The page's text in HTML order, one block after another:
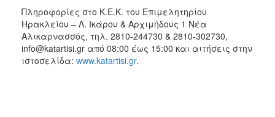
Πληροφορίες στο Κ.Ε.Κ. του Επιμελητηρίου
Ηρακλείου – Λ. Ικάρου & Αρχιμήδους 1 Νέα
Αλικαρνασσός, τηλ. 2810-244730 & 2810-302730,
info@katartisi.gr από 08:00 έως 15:00 και αιτήσεις στην
ιστοσελίδα: www.katartisi.gr.